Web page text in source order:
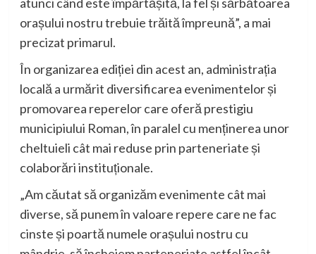
orașului nostru trebuie trăită împreună”, a mai
precizat primarul.
În organizarea ediției din acest an, administrația
locală a urmărit diversificarea evenimentelor și
promovarea reperelor care oferă prestigiu
municipiului Roman, în paralel cu menținerea unor
cheltuieli cât mai reduse prin parteneriate și
colaborări instituționale.
„Am căutat să organizăm evenimente cât mai
diverse, să punem în valoare repere care ne fac
cinste și poartă numele orașului nostru cu